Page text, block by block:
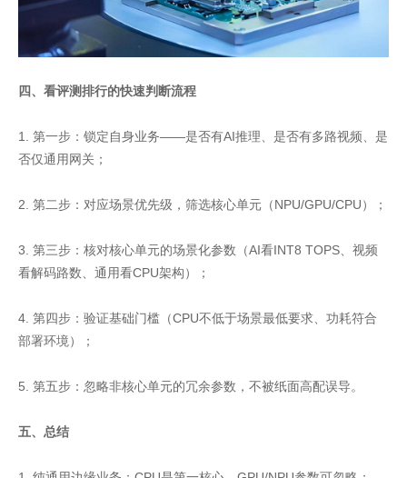
四、看评测排行的快速判断流程
1. 第一步：锁定自身业务——是否有AI推理、是否有多路视频、是
否仅通用网关；
2. 第二步：对应场景优先级，筛选核心单元（NPU/GPU/CPU）；
3. 第三步：核对核心单元的场景化参数（AI看INT8 TOPS、视频
看解码路数、通用看CPU架构）；
4. 第四步：验证基础门槛（CPU不低于场景最低要求、功耗符合
部署环境）；
5. 第五步：忽略非核心单元的冗余参数，不被纸面高配误导。
五、总结